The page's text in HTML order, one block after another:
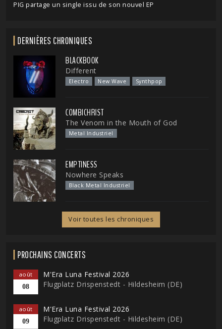
PIG partage un single issu de son nouvel EP
DERNIÈRES CHRONIQUES
BLACKBOOK
Different
Electro New Wave Synthpop
COMBICHRIST
The Venom in the Mouth of God
Metal Industriel
EMPTINESS
Nowhere Speaks
Black Metal Industriel
Voir toutes les chroniques
PROCHAINS CONCERTS
août
08
M'Era Luna Festival 2026
Flugplatz Drispenstedt - Hildesheim (DE)
août
09
M'Era Luna Festival 2026
Flugplatz Drispenstedt - Hildesheim (DE)